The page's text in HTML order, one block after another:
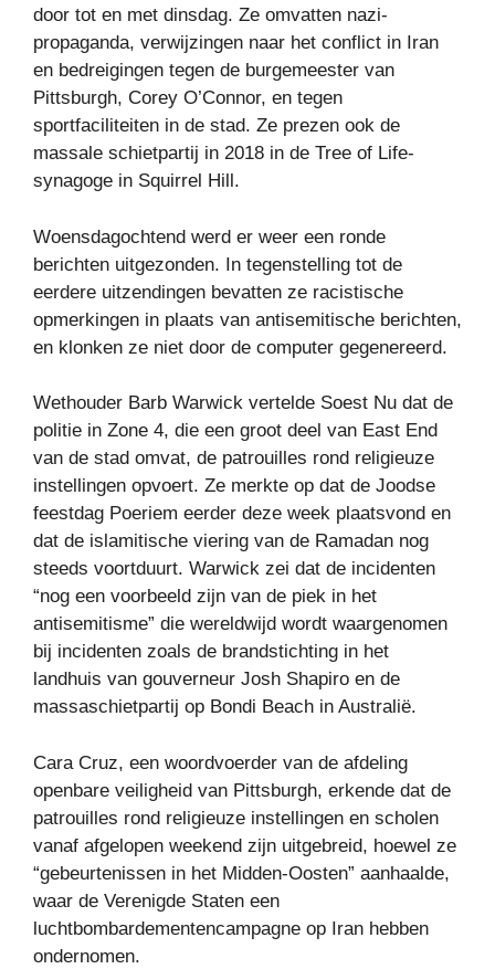
door tot en met dinsdag. Ze omvatten nazi-
propaganda, verwijzingen naar het conflict in Iran
en bedreigingen tegen de burgemeester van
Pittsburgh, Corey O’Connor, en tegen
sportfaciliteiten in de stad. Ze prezen ook de
massale schietpartij in 2018 in de Tree of Life-
synagoge in Squirrel Hill.
Woensdagochtend werd er weer een ronde
berichten uitgezonden. In tegenstelling tot de
eerdere uitzendingen bevatten ze racistische
opmerkingen in plaats van antisemitische berichten,
en klonken ze niet door de computer gegenereerd.
Wethouder Barb Warwick vertelde Soest Nu dat de
politie in Zone 4, die een groot deel van East End
van de stad omvat, de patrouilles rond religieuze
instellingen opvoert. Ze merkte op dat de Joodse
feestdag Poeriem eerder deze week plaatsvond en
dat de islamitische viering van de Ramadan nog
steeds voortduurt. Warwick zei dat de incidenten
“nog een voorbeeld zijn van de piek in het
antisemitisme” die wereldwijd wordt waargenomen
bij incidenten zoals de brandstichting in het
landhuis van gouverneur Josh Shapiro en de
massaschietpartij op Bondi Beach in Australië.
Cara Cruz, een woordvoerder van de afdeling
openbare veiligheid van Pittsburgh, erkende dat de
patrouilles rond religieuze instellingen en scholen
vanaf afgelopen weekend zijn uitgebreid, hoewel ze
“gebeurtenissen in het Midden-Oosten” aanhaalde,
waar de Verenigde Staten een
luchtbombardementencampagne op Iran hebben
ondernomen.